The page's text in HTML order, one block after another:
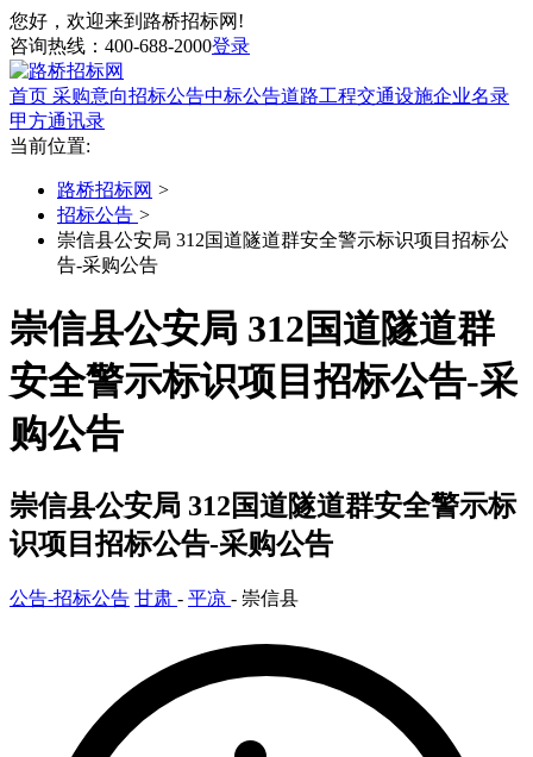
您好，欢迎来到路桥招标网!
咨询热线： 400-688-2000登录
首页 采购意向招标公告中标公告道路工程交通设施企业名录
甲方通讯录
当前位置:
路桥招标网 >
招标公告 >
崇信县公安局 312国道隧道群安全警示标识项目招标公
告-采购公告
崇信县公安局 312国道隧道群
安全警示标识项目招标公告-采
购公告
崇信县公安局 312国道隧道群安全警示标
识项目招标公告-采购公告
公告-招标公告 甘肃 - 平凉 - 崇信县